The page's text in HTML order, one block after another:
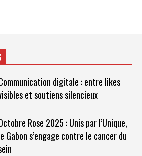
digitale : entre likes
et soutiens silencieux
Rose 2025 : Unis par l’Unique,
Gabon s’engage contre le cancer du